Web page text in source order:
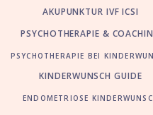
AKUPUNKTUR IVF ICSI
PSYCHOTHERAPIE &
PSYCHOTHERAPIE BEI
KINDERWUNSCH GUIDE
ENDOMETRIOSE